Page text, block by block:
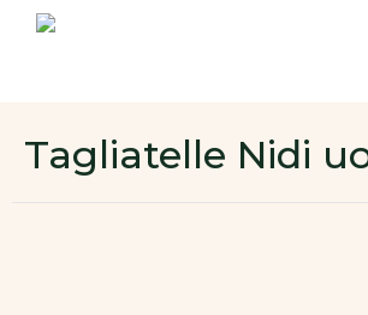
Área de cliente
Tagliatelle Nidi